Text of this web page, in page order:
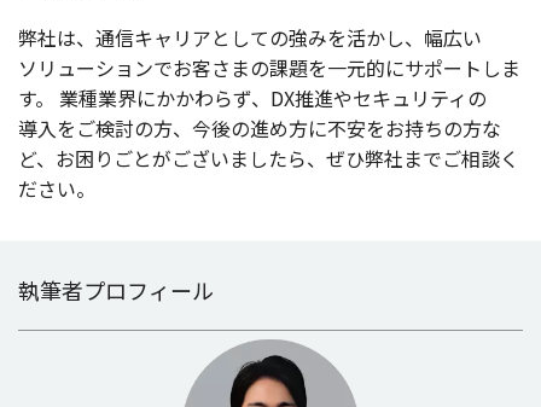
弊社は、 通信キャリアとしての強みを活かし、 幅広い
ソリューションでお客さまの課題を一元的にサポート しま
す。 業種業界にかかわらず、DX推進やセキュリティの
導入をご検討の方、 今後の進め方に不安をお持ちの方な
ど、お困りごとがございましたら、ぜひ弊社までご相談く
ださい。
執筆者プロフィール